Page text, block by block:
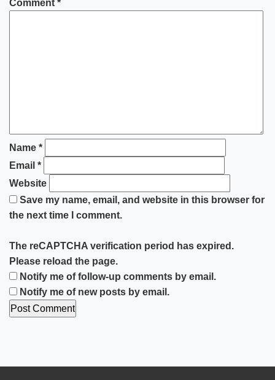
Comment *
Name *
Email *
Website
Save my name, email, and website in this browser for
the next time I comment.
The reCAPTCHA verification period has expired.
Please reload the page.
Notify me of follow-up comments by email.
Notify me of new posts by email.